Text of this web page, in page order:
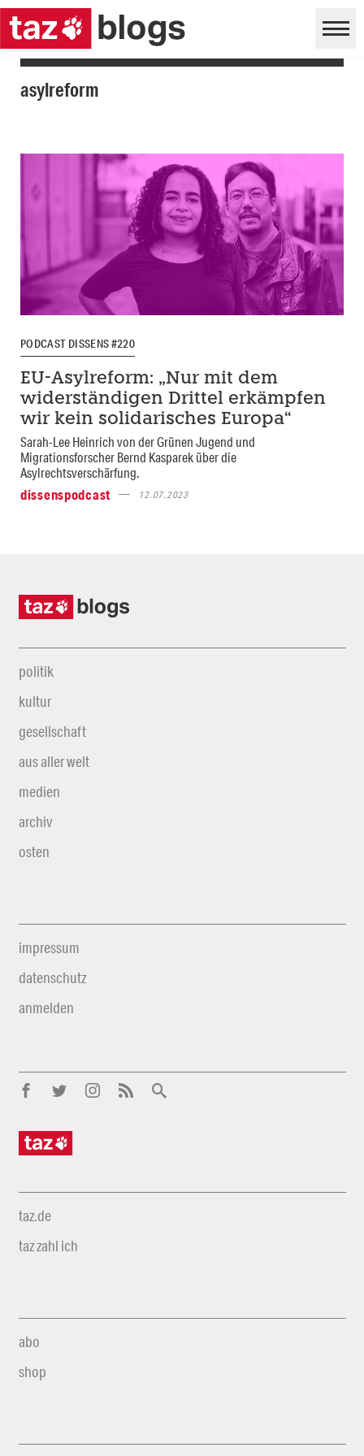
asylreform
PODCAST DISSENS #220
EU-Asylreform: „Nur mit dem
widerständigen Drittel erkämpfen
wir kein solidarisches Europa“
Sarah-Lee Heinrich von der Grünen Jugend und
Migrationsforscher Bernd Kasparek über die
Asylrechtsverschärfung.
dissenspodcast
12.07.2023
politik
kultur
gesellschaft
aus aller welt
medien
archiv
osten
impressum
datenschutz
anmelden
taz.de
taz zahl ich
abo
shop